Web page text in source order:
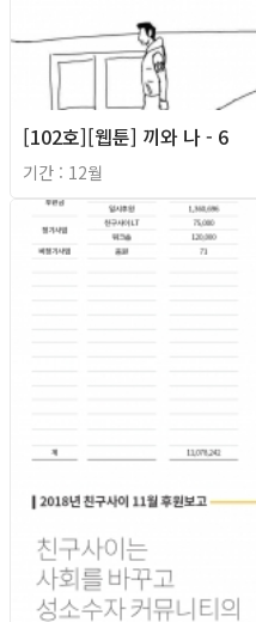
[102호][웹툰] 끼와 나 - 6
기간 : 12월